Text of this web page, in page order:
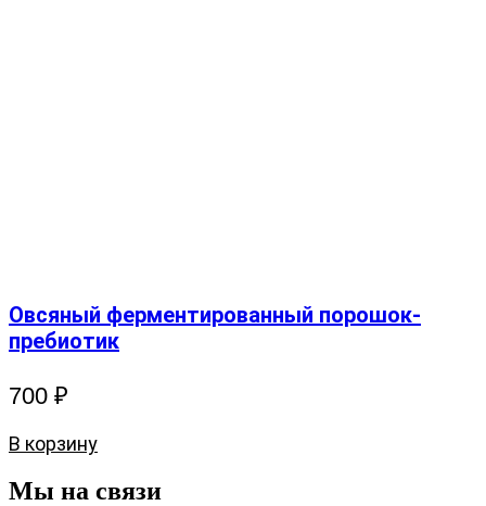
Овсяный ферментированный порошок-
пребиотик
700 ₽
В корзину
Мы на связи